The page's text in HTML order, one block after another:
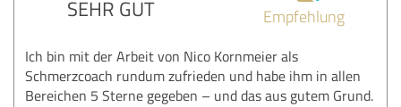
SEHR GUT Empfehlung
Ich bin mit der Arbeit von Nico Kornmeier als
Schmerzcoach rundum zufrieden und habe ihm in allen
Bereichen 5 Sterne gegeben – und das aus gutem Grund.